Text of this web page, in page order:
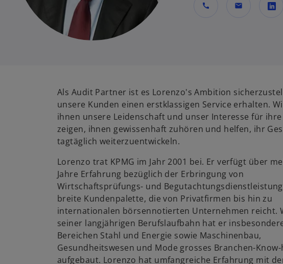
call mail
n
e
i
n
n
u
e
n
R
e
g
i
Als Audit Partner ist es Lorenzo's Ambition
unsere Kunden einen erstklassigen Service erhalten.
ihnen unsere Leidenschaft und unser Interesse für
zeigen, ihnen gewissenhaft zuhören und helfen, ihr
tagtäglich weiterzuentwickeln.
Lorenzo trat KPMG im Jahr 2001 bei. Er verfügt über
Jahre Erfahrung bezüglich der Erbringung von
Wirtschaftsprüfungs- und
breite Kundenpalette, die von Privatfirmen bis hin zu
internationalen börsennotierten Unternehmen reicht.
seiner langjährigen Berufslaufbahn hat er
Bereichen Stahl und Energie sowie Maschinenbau,
Gesundheitswesen und Mode grosses Branchen-
aufgebaut. Lorenzo hat umfangreiche Erfahrung mit